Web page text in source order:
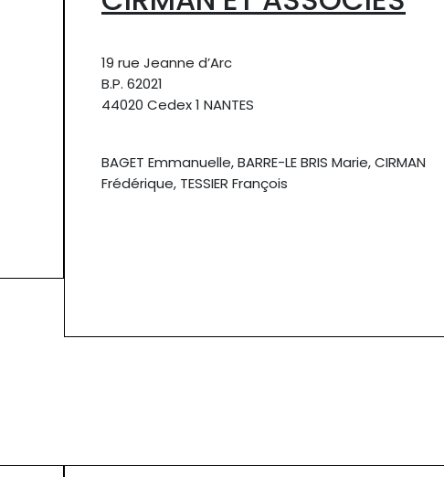
19 rue Jeanne d’Arc
B.P. 62021
44020 Cedex 1 NANTES
BAGET Emmanuelle, BARRE-LE BRIS Marie, CIRMAN
Frédérique, TESSIER François